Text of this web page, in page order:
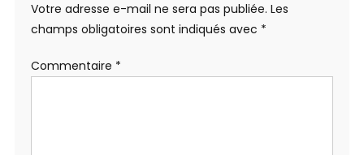
Votre adresse e-mail ne sera pas publiée. Les
champs obligatoires sont indiqués avec *
Commentaire *